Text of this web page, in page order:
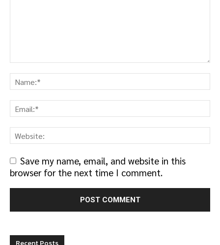
Save my name, email, and website in this
browser for the next time I comment.